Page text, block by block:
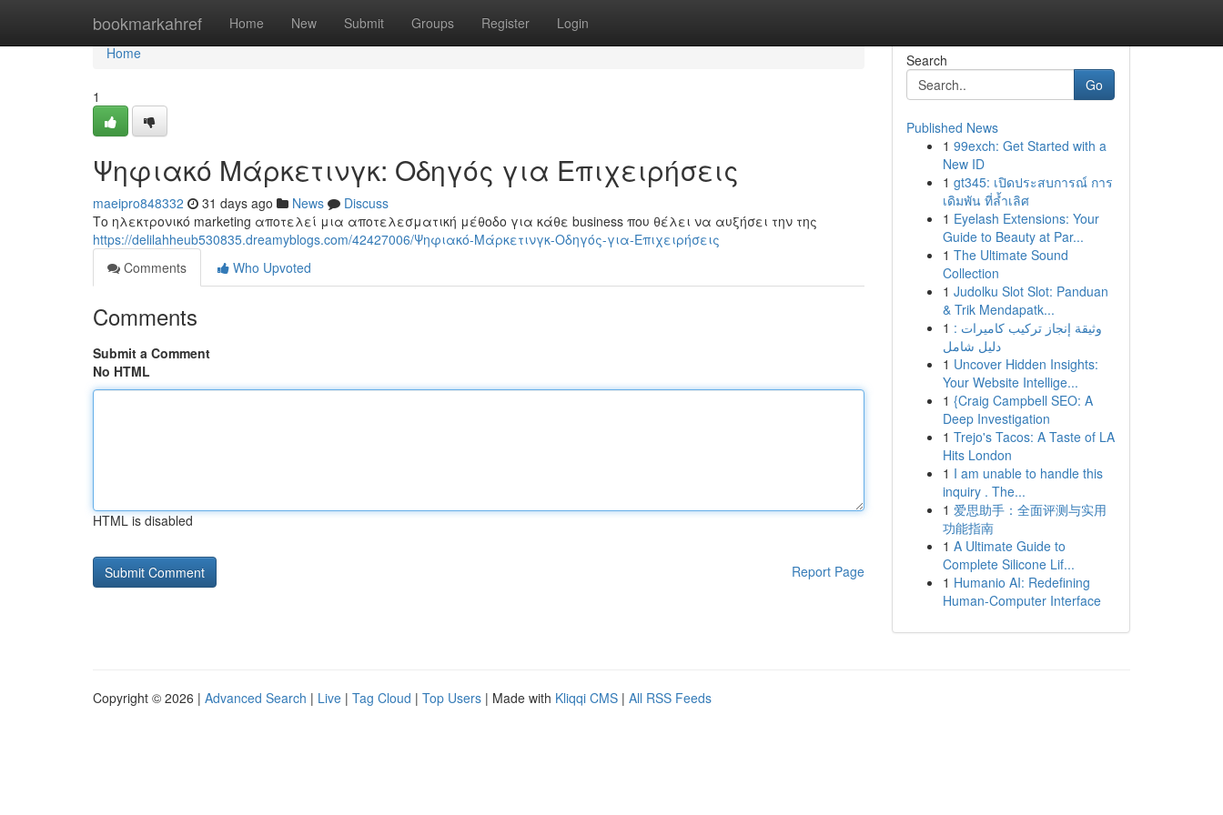
bookmarkahref Home New Submit Groups Register Login
Home
Home
1
Ψηφιακό Μάρκετινγκ: Οδηγός για Επιχειρήσεις
maeipro848332 31 days ago News
Discuss
Το ηλεκτρονικό marketing αποτελεί μια αποτελεσματική μέθοδο για κάθε business που θέλει να αυξήσει την της
https://delilahheub530835.dreamyblogs.com/42427006/Ψηφιακό-Μάρκετινγκ-Οδηγός-για-Επιχειρήσεις
Comments
Who Upvoted
Comments
Submit a Comment
No HTML
HTML is disabled
Report Page
Search
Go
Published News
1 99exch: Get Started with a
New ID
1 gt345: เปิดประสบการณ์ การ
เดิมพัน ที่ล้ำเลิศ
1 Eyelash Extensions: Your
Guide to Beauty at Par...
1 The Ultimate Sound
Collection
1 Judolku Slot Slot: Panduan
& Trik Mendapatk...
1 وثيقة إنجاز تركيب كاميرات :
دليل شامل
1 Uncover Hidden Insights:
Your Website Intellige...
1 {Craig Campbell SEO: A
Deep Investigation
1 Trejo's Tacos: A Taste of LA
Hits London
1 I am unable to handle this
inquiry . The...
1 爱思助手：全面评测与实用
功能指南
1 A Ultimate Guide to
Complete Silicone Lif...
1 Humanio AI: Redefining
Human-Computer Interface
Copyright © 2026 | Advanced Search | Live | Tag Cloud | Top Users | Made with Kliqqi CMS | All RSS Feeds